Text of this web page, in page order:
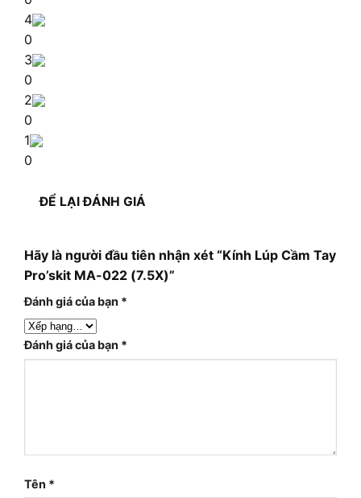
4
0
3
0
2
0
1
0
ĐỂ LẠI ĐÁNH GIÁ
Hãy là người đầu tiên nhận xét “Kính Lúp Cầm Tay
Pro’skit MA-022 (7.5X)”
Đánh giá của bạn *
Đánh giá của bạn *
Tên *